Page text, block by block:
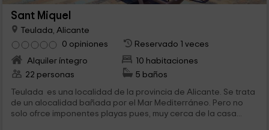
Sant Miquel
Teulada, Alicante
0 opiniones
Reservado 1 veces
Alquiler íntegro
10 habitaciones
22 personas
5 baños
Teulada es una localidad de la provincia de Alicante. Se trata
de un alocalidad bañada por el Mar Mediterráneo. Pero no
solo ofrce imponentes playas pues, muy cerca de la casa...